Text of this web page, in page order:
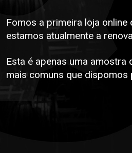
Fomos a primeira loja online
estamos atualmente a
Esta é apenas uma amostra
mais comuns que dispomos